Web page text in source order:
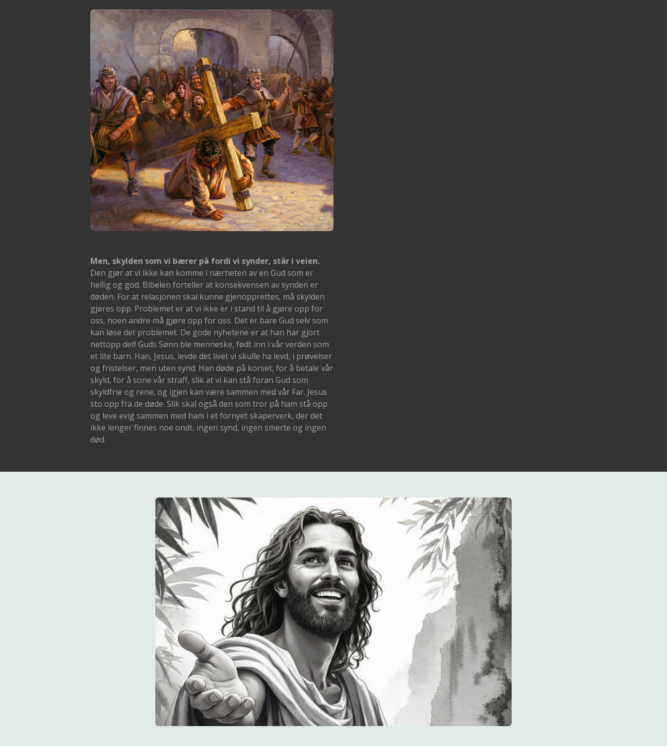
Men, skylden som vi bærer på fordi vi synder, står i veien.
Den gjør at vi ikke kan komme i nærheten av en Gud som er
hellig og god. Bibelen forteller at konsekvensen av synden er
døden. For at relasjonen skal kunne gjenopprettes, må skylden
gjøres opp. Problemet er at vi ikke er i stand til å gjøre opp for
oss, noen andre må gjøre opp for oss. Det er bare Gud selv som
kan løse det problemet. De gode nyhetene er at han har gjort
nettopp det! Guds Sønn ble menneske, født inn i vår verden som
et lite barn. Han, Jesus, levde det livet vi skulle ha levd, i prøvelser
og fristelser, men uten synd. Han døde på korset, for å betale vår
skyld, for å sone vår straff, slik at vi kan stå foran Gud som
skyldfrie og rene, og igjen kan være sammen med vår Far. Jesus
sto opp fra de døde. Slik skal også den som tror på ham stå opp
og leve evig sammen med ham i et fornyet skaperverk, der det
ikke lenger finnes noe ondt, ingen synd, ingen smerte og ingen
død.